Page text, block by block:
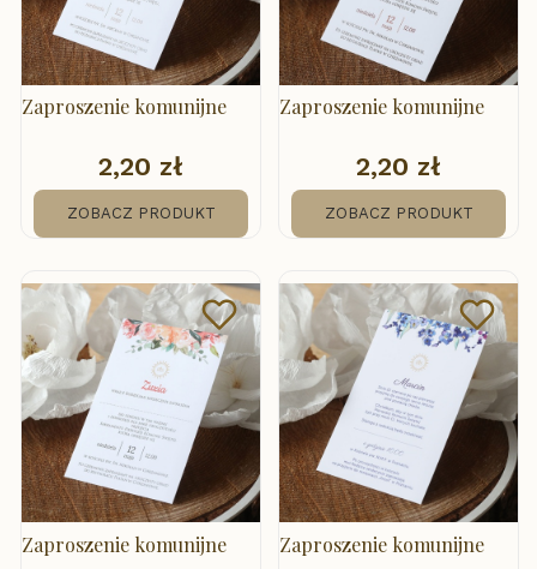
Zaproszenie komunijne
Cena
2,20 zł
ZOBACZ PRODUKT
Zaproszenie komunijne
Cena
2,20 zł
ZOBACZ PRODUKT
Zaproszenie komunijne Zaproszenie komunijne